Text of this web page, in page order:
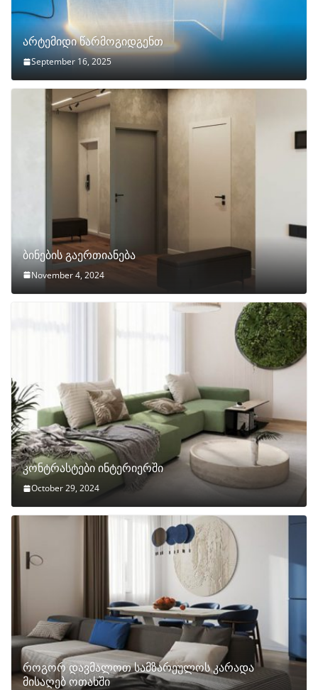
არტემიდი წარმოგიდგენთ
September 16, 2025
ბინების გაერთიანება
November 4, 2024
კონტრასტები ინტერიერში
October 29, 2024
როგორ დავმალოთ სამზარეულოს კარადა
მისაღებ ოთახში